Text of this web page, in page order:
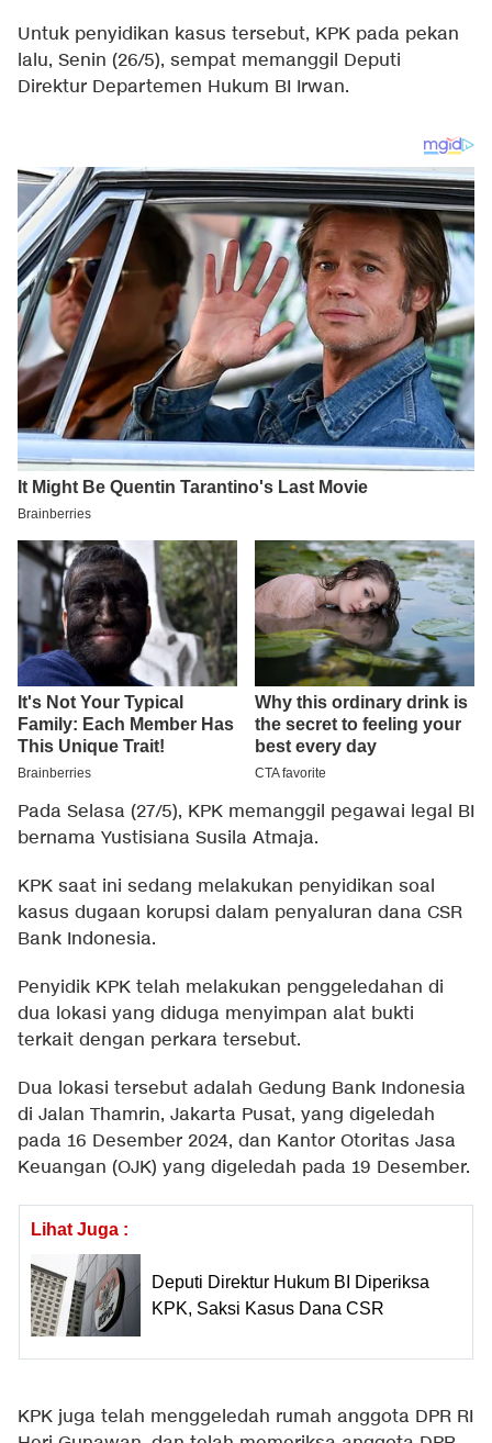
Untuk penyidikan kasus tersebut, KPK pada pekan
lalu, Senin (26/5), sempat memanggil Deputi
Direktur Departemen Hukum BI Irwan.
Pada Selasa (27/5), KPK memanggil pegawai legal BI
bernama Yustisiana Susila Atmaja.
KPK saat ini sedang melakukan penyidikan soal
kasus dugaan korupsi dalam penyaluran dana CSR
Bank Indonesia.
Penyidik KPK telah melakukan penggeledahan di
dua lokasi yang diduga menyimpan alat bukti
terkait dengan perkara tersebut.
Dua lokasi tersebut adalah Gedung Bank Indonesia
di Jalan Thamrin, Jakarta Pusat, yang digeledah
pada 16 Desember 2024, dan Kantor Otoritas Jasa
Keuangan (OJK) yang digeledah pada 19 Desember.
Lihat Juga :
Deputi Direktur Hukum BI Diperiksa
KPK, Saksi Kasus Dana CSR
KPK juga telah menggeledah rumah anggota DPR RI